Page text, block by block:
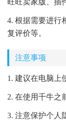
旺旺卖家版、插
4. 根据需要进行
复评价等。
注意事项
1. 建议在电脑上
2. 在使用千牛之
3. 注意保护个人